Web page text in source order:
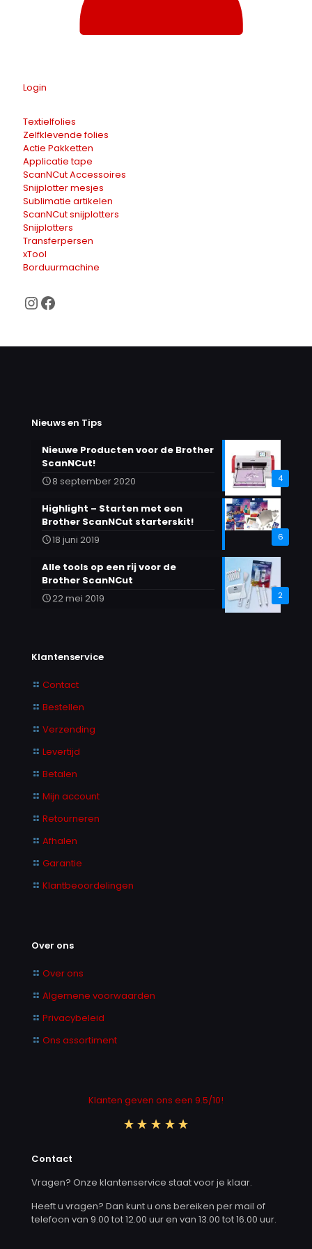
Login
Textielfolies
Zelfklevende folies
Actie Pakketten
Applicatie tape
ScanNCut Accessoires
Snijplotter mesjes
Sublimatie artikelen
ScanNCut snijplotters
Snijplotters
Transferpersen
xTool
Borduurmachine
Instagram
Facebook
Nieuws en Tips
4
Nieuwe Producten voor de Brother
ScanNCut!
8 september 2020
6
Highlight – Starten met een
Brother ScanNCut starterskit!
18 juni 2019
2
Alle tools op een rij voor de
Brother ScanNCut
22 mei 2019
Klantenservice
Contact
Bestellen
Verzending
Levertijd
Betalen
Mijn account
Retourneren
Afhalen
Garantie
Klantbeoordelingen
Over ons
Over ons
Algemene voorwaarden
Privacybeleid
Ons assortiment
Klanten geven ons een 9.5/10!
Contact
Vragen? Onze klantenservice staat voor je klaar.
Heeft u vragen? Dan kunt u ons bereiken per mail of
telefoon van 9.00 tot 12.00 uur en van 13.00 tot 16.00 uur.